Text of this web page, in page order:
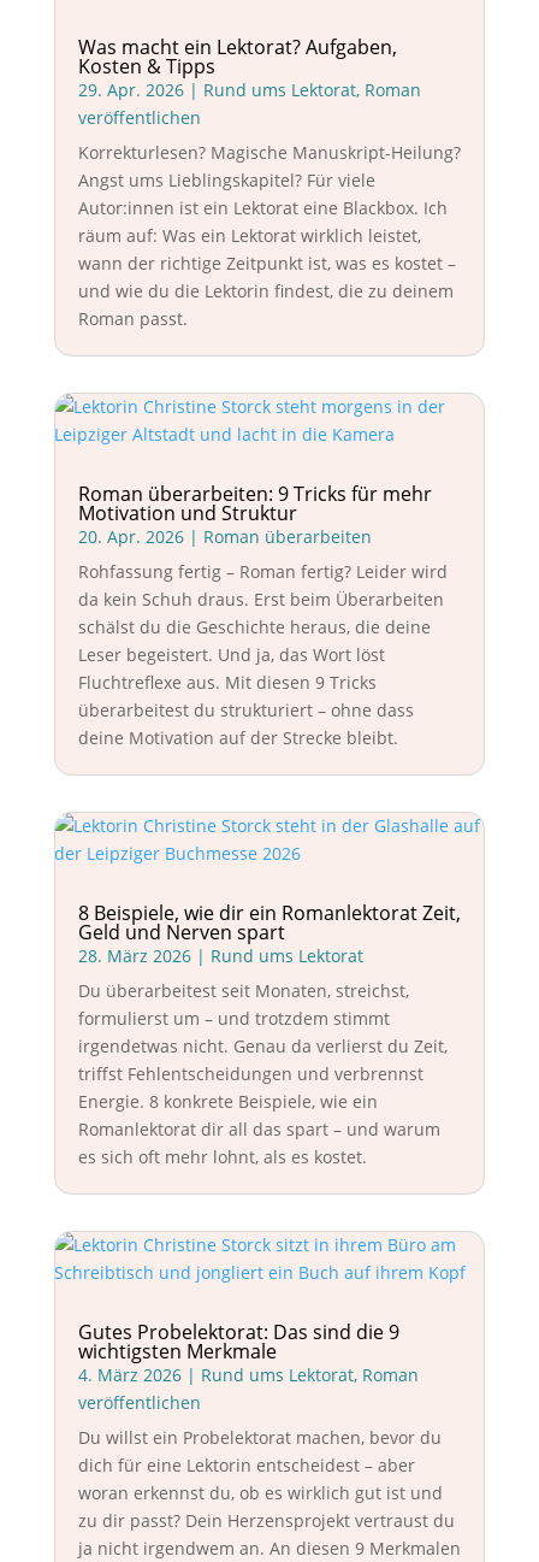
Was macht ein Lektorat? Aufgaben,
Kosten & Tipps
29. Apr. 2026| Rund ums Lektorat, Roman
veröffentlichen
Korrekturlesen? Magische Manuskript-Heilung?
Angst ums Lieblingskapitel? Für viele
Autor:innen ist ein Lektorat eine Blackbox. Ich
räum auf: Was ein Lektorat wirklich leistet,
wann der richtige Zeitpunkt ist, was es kostet –
und wie du die Lektorin findest, die zu deinem
Roman passt.
Roman überarbeiten: 9 Tricks für mehr
Motivation und Struktur
20. Apr. 2026| Roman überarbeiten
Rohfassung fertig – Roman fertig? Leider wird
da kein Schuh draus. Erst beim Überarbeiten
schälst du die Geschichte heraus, die deine
Leser begeistert. Und ja, das Wort löst
Fluchtreflexe aus. Mit diesen 9 Tricks
überarbeitest du strukturiert – ohne dass
deine Motivation auf der Strecke bleibt.
8 Beispiele, wie dir ein Romanlektorat Zeit,
Geld und Nerven spart
28. März 2026| Rund ums Lektorat
Du überarbeitest seit Monaten, streichst,
formulierst um – und trotzdem stimmt
irgendetwas nicht. Genau da verlierst du Zeit,
triffst Fehlentscheidungen und verbrennst
Energie. 8 konkrete Beispiele, wie ein
Romanlektorat dir all das spart – und warum
es sich oft mehr lohnt, als es kostet.
Gutes Probelektorat: Das sind die 9
wichtigsten Merkmale
4. März 2026| Rund ums Lektorat, Roman
veröffentlichen
Du willst ein Probelektorat machen, bevor du
dich für eine Lektorin entscheidest – aber
woran erkennst du, ob es wirklich gut ist und
zu dir passt? Dein Herzensprojekt vertraust du
ja nicht irgendwem an. An diesen 9 Merkmalen